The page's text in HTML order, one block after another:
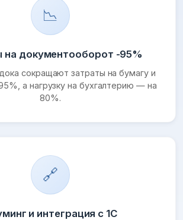
📉
на документооборот -95%
сокращают затраты на бумагу и
а нагрузку на бухгалтерию — на
80%.
🔗
и интеграция с 1С